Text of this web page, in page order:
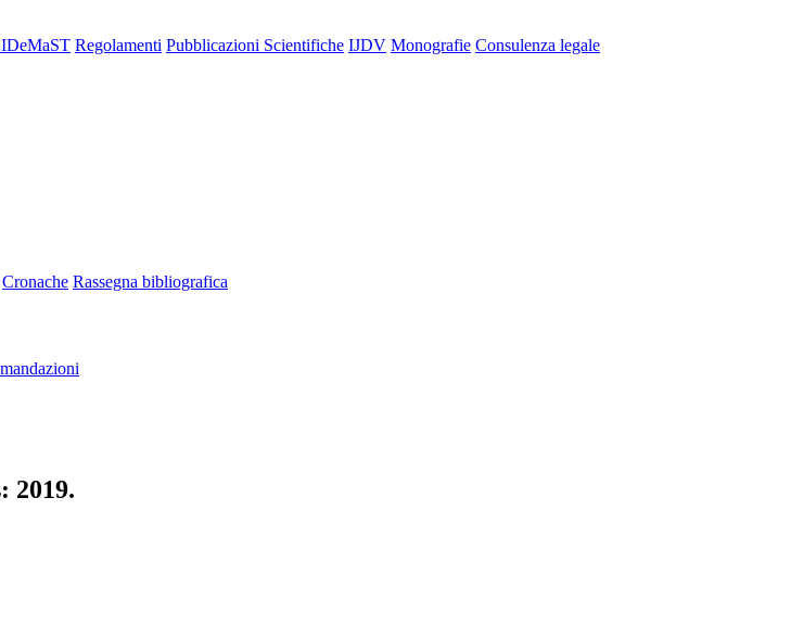
Regolamenti Pubblicazioni Scientifiche IJDV Monografie Consulenza legale
Cronache Rassegna bibliografica
2019.